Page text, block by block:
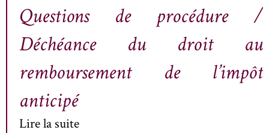
Questions de procédure /
Déchéance du droit au
remboursement de l’impôt
anticipé
Lire la suite